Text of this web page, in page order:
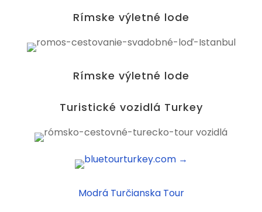
Rímske výletné lode
Rímske výletné lode
Turistické vozidlá Turkey
Modrá Turčianska Tour